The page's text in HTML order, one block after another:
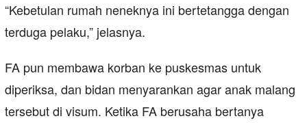
“Kebetulan rumah neneknya ini bertetangga dengan
terduga pelaku,” jelasnya.
FA pun membawa korban ke puskesmas untuk
diperiksa, dan bidan menyarankan agar anak malang
tersebut di visum. Ketika FA berusaha bertanya